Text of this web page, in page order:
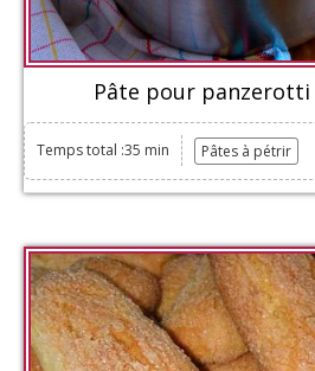
Pâte pour panzerotti
Temps total :35 min Pâtes à pétrir